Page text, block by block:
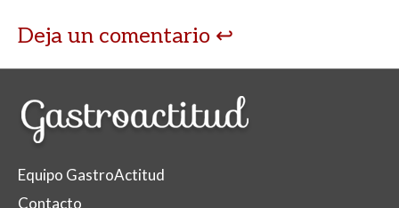
Deja un comentario
Equipo GastroActitud
Contacto